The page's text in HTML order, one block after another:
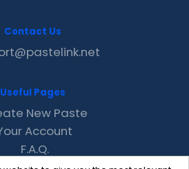
Contact Us
Useful Pages
New Paste
Account
F.A.Q.